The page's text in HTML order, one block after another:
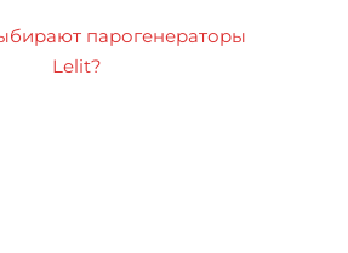
парогенераторы
Lelit?